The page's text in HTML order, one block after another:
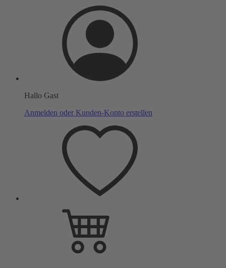
Hallo Gast
Anmelden oder Kunden-Konto erstellen